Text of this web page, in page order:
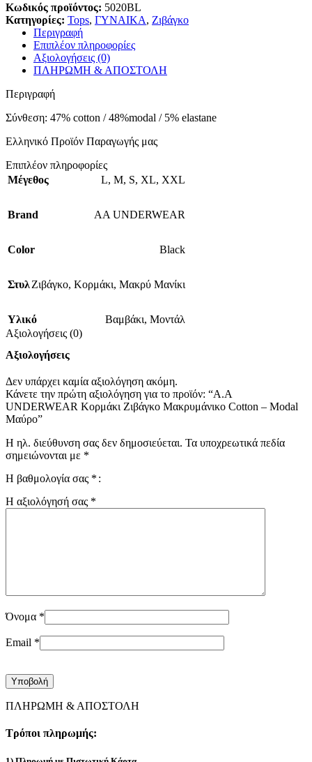
Κωδικός προϊόντος: 5020BL
Κατηγορίες: Tops, ΓΥΝΑΙΚΑ, Ζιβάγκο
Περιγραφή
Επιπλέον πληροφορίες
Αξιολογήσεις (0)
ΠΛΗΡΩΜΗ & ΑΠΟΣΤΟΛΗ
Περιγραφή
Σύνθεση: 47% cotton / 48%modal / 5% elastane
Ελληνικό Προϊόν Παραγωγής μας
Επιπλέον πληροφορίες
Μέγεθος
L, M, S, XL, XXL
Brand AA UNDERWEAR
Color Black
Στυλ Ζιβάγκο, Κορμάκι, Μακρύ Μανίκι
Υλικό Βαμβάκι, Μοντάλ
Αξιολογήσεις (0)
Αξιολογήσεις
Δεν υπάρχει καμία αξιολόγηση ακόμη.
Κάνετε την πρώτη αξιολόγηση για το προϊόν: “A.A
UNDERWEAR Κορμάκι Ζιβάγκο Μακρυμάνικο Cotton – Modal
Μαύρο”
Η ηλ. διεύθυνση σας δεν δημοσιεύεται. Τα υποχρεωτικά πεδία
σημειώνονται με *
Η βαθμολογία σας *
Η αξιολόγησή σας *
Όνομα *
Email *
ΠΛΗΡΩΜΗ & ΑΠΟΣΤΟΛΗ
Τρόποι πληρωμής: